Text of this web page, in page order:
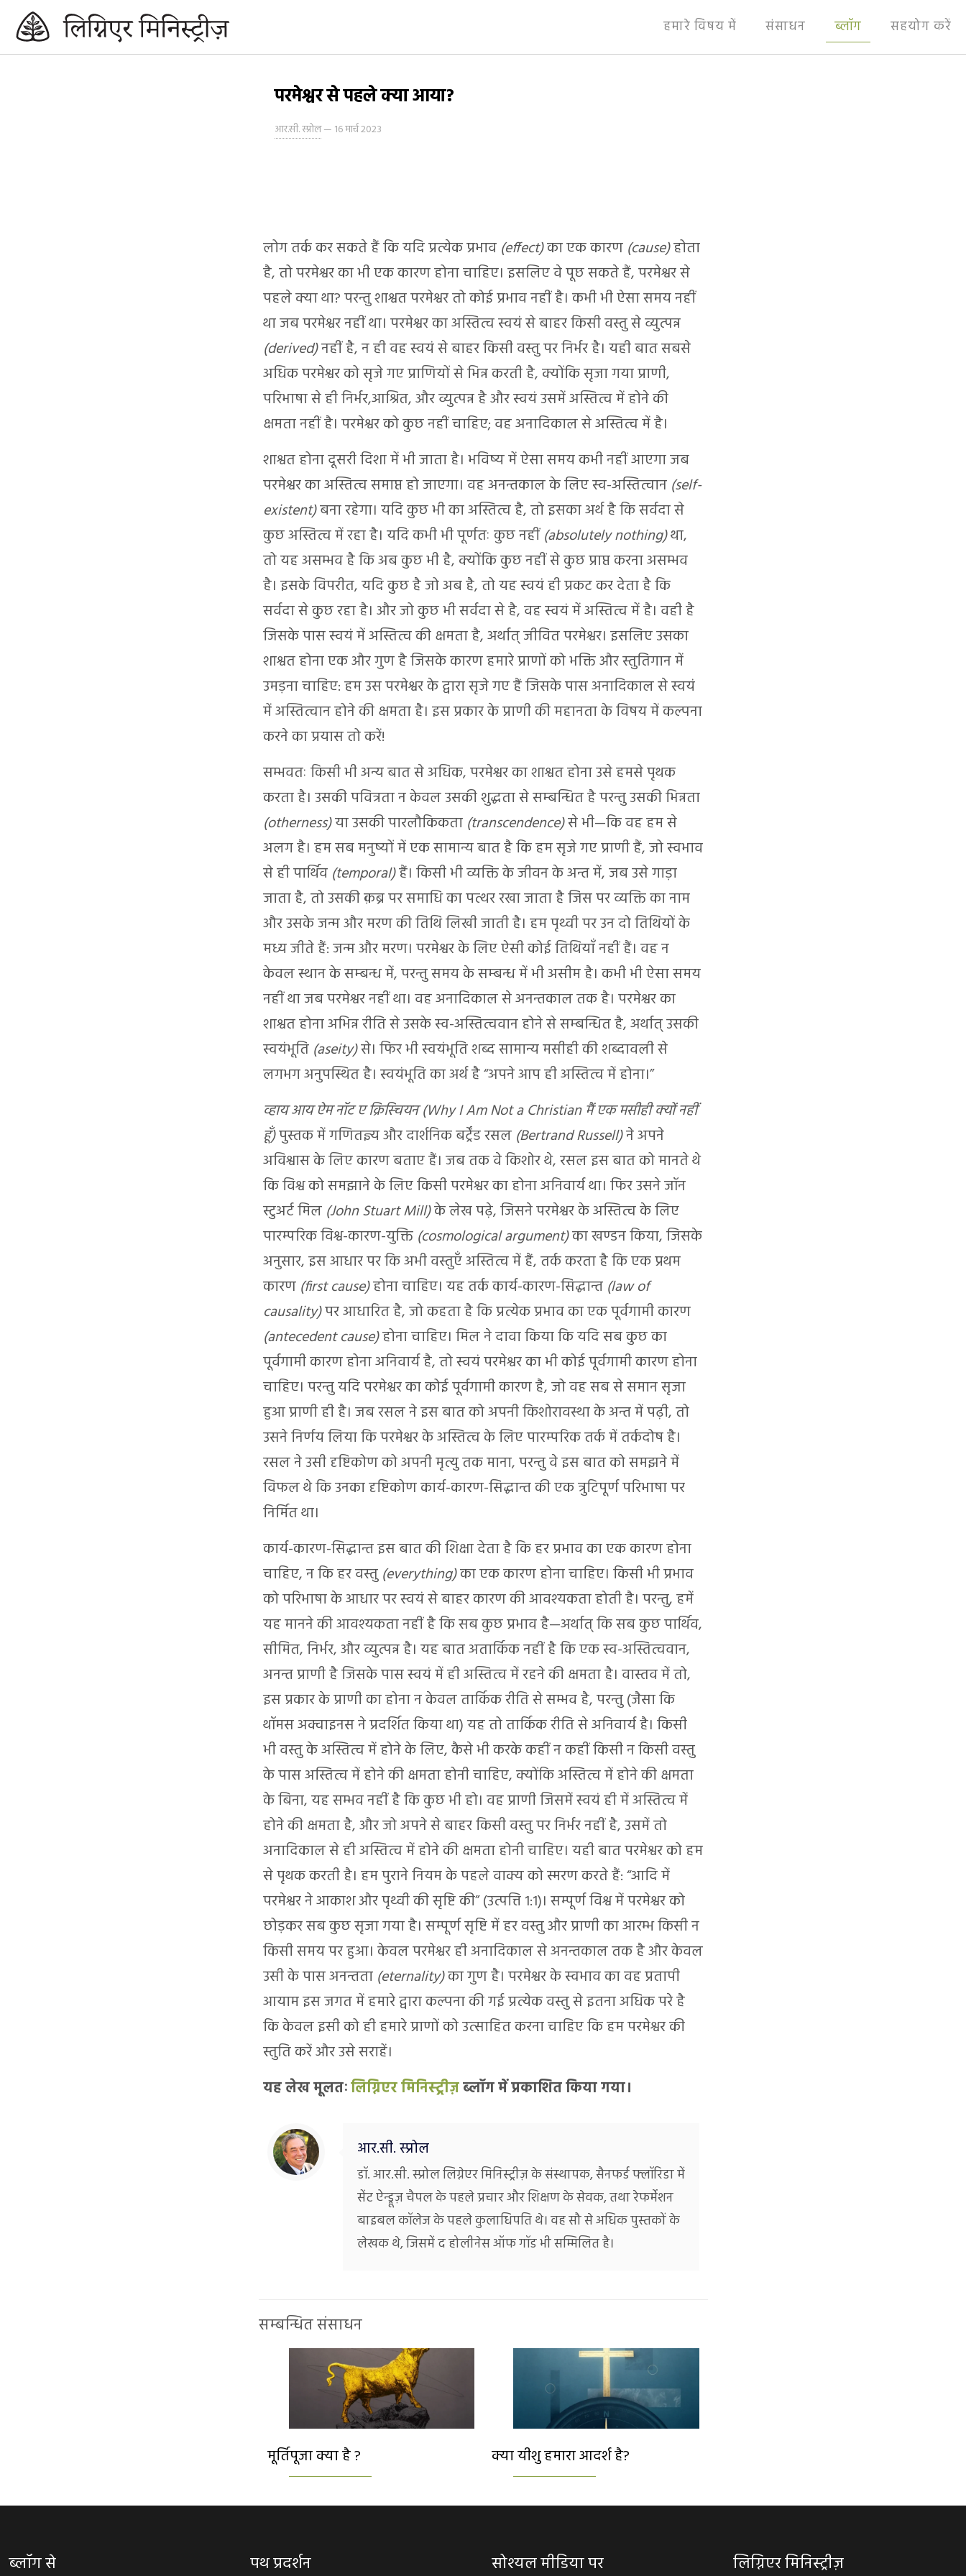
हमारे विषय में संसाधन ब्लॉग सहयोग करें
परमेश्वर से पहले क्या आया?
आर.सी. स्प्रोल— 16 मार्च 2023
लोग तर्क कर सकते हैं कि यदि प्रत्येक प्रभाव (effect)का एक कारण (cause)होता
है, तो परमेश्वर का भी एक कारण होना चाहिए। इसलिए वे पूछ सकते हैं, परमेश्वर से
पहले क्या था? परन्तु शाश्वत परमेश्वर तो कोई प्रभाव नहीं है। कभी भी ऐसा समय नहीं
था जब परमेश्वर नहीं था। परमेश्वर का अस्तित्व स्वयं से बाहर किसी वस्तु से व्युत्पन्न
(derived)नहीं है, न ही वह स्वयं से बाहर किसी वस्तु पर निर्भर है। यही बात सबसे
अधिक परमेश्वर को सृजे गए प्राणियों से भिन्न करती है, क्योंकि सृजा गया प्राणी,
परिभाषा से ही निर्भर,आश्रित, और व्युत्पन्न है और स्वयं उसमें अस्तित्व में होने की
क्षमता नहीं है। परमेश्वर को कुछ नहीं चाहिए; वह अनादिकाल से अस्तित्व में है।
शाश्वत होना दूसरी दिशा में भी जाता है। भविष्य में ऐसा समय कभी नहीं आएगा जब
परमेश्वर का अस्तित्व समाप्त हो जाएगा। वह अनन्तकाल के लिए स्व-अस्तित्वान (self-
existent)बना रहेगा। यदि कुछ भी का अस्तित्व है, तो इसका अर्थ है कि सर्वदा से
कुछ अस्तित्व में रहा है। यदि कभी भी पूर्णतः कुछ नहीं(absolutely nothing)था,
तो यह असम्भव है कि अब कुछ भी है, क्योंकि कुछ नहीं से कुछ प्राप्त करना असम्भव
है। इसके विपरीत, यदि कुछ है जो अब है, तो यह स्वयं ही प्रकट कर देता है कि
सर्वदा से कुछ रहा है। और जो कुछ भी सर्वदा से है, वह स्वयं में अस्तित्व में है। वही है
जिसके पास स्वयं में अस्तित्व की क्षमता है, अर्थात् जीवित परमेश्वर। इसलिए उसका
शाश्वत होना एक और गुण है जिसके कारण हमारे प्राणों को भक्ति और स्तुतिगान में
उमड़ना चाहिए: हम उस परमेश्वर के द्वारा सृजे गए हैं जिसके पास अनादिकाल से स्वयं
में अस्तित्वान होने की क्षमता है। इस प्रकार के प्राणी की महानता के विषय में कल्पना
करने का प्रयास तो करें!
सम्भवतः किसी भी अन्य बात से अधिक, परमेश्वर का शाश्वत होना उसे हमसे पृथक
करता है। उसकी पवित्रता न केवल उसकी शुद्धता से सम्बन्धित है परन्तु उसकी भिन्नता
(otherness)या उसकी पारलौकिकता (transcendence)से भी—कि वह हम से
अलग है। हम सब मनुष्यों में एक सामान्य बात है कि हम सृजे गए प्राणी हैं, जो स्वभाव
से ही पार्थिव (temporal)हैं। किसी भी व्यक्ति के जीवन के अन्त में, जब उसे गाड़ा
जाता है, तो उसकी क़ब्र पर समाधि का पत्थर रखा जाता है जिस पर व्यक्ति का नाम
और उसके जन्म और मरण की तिथि लिखी जाती है। हम पृथ्वी पर उन दो तिथियों के
मध्य जीते हैं: जन्म और मरण। परमेश्वर के लिए ऐसी कोई तिथियाँ नहीं हैं। वह न
केवल स्थान के सम्बन्ध में, परन्तु समय के सम्बन्ध में भी असीम है। कभी भी ऐसा समय
नहीं था जब परमेश्वर नहीं था। वह अनादिकाल से अनन्तकाल तक है। परमेश्वर का
शाश्वत होना अभिन्न रीति से उसके स्व-अस्तित्ववान होने से सम्बन्धित है, अर्थात् उसकी
स्वयंभूति (aseity)से। फिर भी स्वयंभूति शब्द सामान्य मसीही की शब्दावली से
लगभग अनुपस्थित है। स्वयंभूति का अर्थ है “अपने आप ही अस्तित्व में होना।”
व्हाय आय ऐम नॉट ए क्रिस्चियन (Why I Am Not a Christian मैं एक मसीही क्यों नहीं
हूँ)पुस्तक में गणितज्ञ्य और दार्शनिक बर्ट्रेंड रसल (Bertrand Russell)ने अपने
अविश्वास के लिए कारण बताए हैं। जब तक वे किशोर थे, रसल इस बात को मानते थे
कि विश्व को समझाने के लिए किसी परमेश्वर का होना अनिवार्य था। फिर उसने जॉन
स्टुअर्ट मिल (John Stuart Mill)के लेख पढ़े, जिसने परमेश्वर के अस्तित्व के लिए
पारम्परिक विश्व-कारण-युक्ति (cosmological argument)का खण्डन किया, जिसके
अनुसार, इस आधार पर कि अभी वस्तुएँ अस्तित्व में हैं, तर्क करता है कि एक प्रथम
कारण (first cause)होना चाहिए। यह तर्क कार्य-कारण-सिद्धान्त (law of
causality)पर आधारित है, जो कहता है कि प्रत्येक प्रभाव का एक पूर्वगामी कारण
(antecedent cause)होना चाहिए। मिल ने दावा किया कि यदि सब कुछ का
पूर्वगामी कारण होना अनिवार्य है, तो स्वयं परमेश्वर का भी कोई पूर्वगामी कारण होना
चाहिए। परन्तु यदि परमेश्वर का कोई पूर्वगामी कारण है, जो वह सब से समान सृजा
हुआ प्राणी ही है। जब रसल ने इस बात को अपनी किशोरावस्था के अन्त में पढ़ी, तो
उसने निर्णय लिया कि परमेश्वर के अस्तित्व के लिए पारम्परिक तर्क में तर्कदोष है।
रसल ने उसी दृष्टिकोण को अपनी मृत्यु तक माना, परन्तु वे इस बात को समझने में
विफल थे कि उनका दृष्टिकोण कार्य-कारण-सिद्धान्त की एक त्रुटिपूर्ण परिभाषा पर
निर्मित था।
कार्य-कारण-सिद्धान्त इस बात की शिक्षा देता है कि हर प्रभाव का एक कारण होना
चाहिए, न कि हर वस्तु(everything)का एक कारण होना चाहिए। किसी भी प्रभाव
को परिभाषा के आधार पर स्वयं से बाहर कारण की आवश्यकता होती है। परन्तु, हमें
यह मानने की आवश्यकता नहीं है कि सब कुछ प्रभाव है—अर्थात् कि सब कुछ पार्थिव,
सीमित, निर्भर, और व्युत्पन्न है। यह बात अतार्किक नहीं है कि एक स्व-अस्तित्ववान,
अनन्त प्राणी है जिसके पास स्वयं में ही अस्तित्व में रहने की क्षमता है। वास्तव में तो,
इस प्रकार के प्राणी का होना न केवल तार्किक रीति से सम्भव है, परन्तु (जैसा कि
थॉमस अक्वाइनस ने प्रदर्शित किया था) यह तो तार्किक रीति से अनिवार्य है। किसी
भी वस्तु के अस्तित्व में होने के लिए, कैसे भी करके कहीं न कहीं किसी न किसी वस्तु
के पास अस्तित्व में होने की क्षमता होनी चाहिए, क्योंकि अस्तित्व में होने की क्षमता
के बिना, यह सम्भव नहीं है कि कुछ भी हो। वह प्राणी जिसमें स्वयं ही में अस्तित्व में
होने की क्षमता है, और जो अपने से बाहर किसी वस्तु पर निर्भर नहीं है, उसमें तो
अनादिकाल से ही अस्तित्व में होने की क्षमता होनी चाहिए। यही बात परमेश्वर को हम
से पृथक करती है। हम पुराने नियम के पहले वाक्य को स्मरण करते हैं: “आदि में
परमेश्वर ने आकाश और पृथ्वी की सृष्टि की” (उत्पत्ति 1:1)। सम्पूर्ण विश्व में परमेश्वर को
छोड़कर सब कुछ सृजा गया है। सम्पूर्ण सृष्टि में हर वस्तु और प्राणी का आरम्भ किसी न
किसी समय पर हुआ। केवल परमेश्वर ही अनादिकाल से अनन्तकाल तक है और केवल
उसी के पास अनन्तता (eternality)का गुण है। परमेश्वर के स्वभाव का वह प्रतापी
आयाम इस जगत में हमारे द्वारा कल्पना की गई प्रत्येक वस्तु से इतना अधिक परे है
कि केवल इसी को ही हमारे प्राणों को उत्साहित करना चाहिए कि हम परमेश्वर की
स्तुति करें और उसे सराहें।
यह लेख मूलतःलिग्निएर मिनिस्ट्रीज़ब्लॉग में प्रकाशित किया गया।
आर.सी. स्प्रोल
डॉ. आर.सी. स्प्रोल लिग्नेएर मिनिस्ट्रीज़ के संस्थापक, सैनफर्ड फ्लॉरिडा में
सेंट ऐन्ड्रूज़ चैपल के पहले प्रचार और शिक्षण के सेवक, तथा रेफर्मेशन
बाइबल कॉलेज के पहले कुलाधिपति थे। वह सौ से अधिक पुस्तकों के
लेखक थे, जिसमें द होलीनेस ऑफ गॉड भी सम्मिलित है।
सम्बन्धित संसाधन
मूर्तिपूजा क्या है ? क्या यीशु हमारा आदर्श है?
ब्लॉग से पथ प्रदर्शन सोश्यल मीडिया पर लिग्निएर मिनिस्ट्रीज़